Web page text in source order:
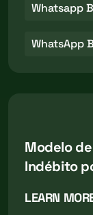
Whatsapp
WhatsApp
Modelo
Indébito
LEARN